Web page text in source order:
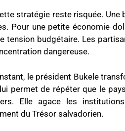
stratégie reste risquée.
Pour une petite économie
tension budgétaire. Les
dangereuse.
le président Bukele
permet de répéter que le
Elle agace les
du Trésor salvadorien.